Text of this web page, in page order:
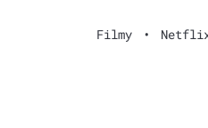
Filmy •